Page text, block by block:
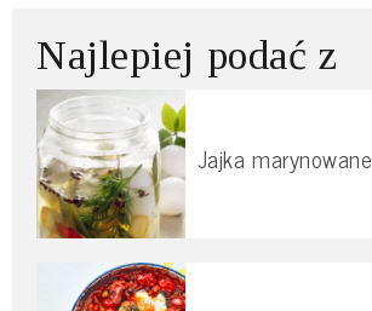
Najlepiej podać z
Jajka marynowane